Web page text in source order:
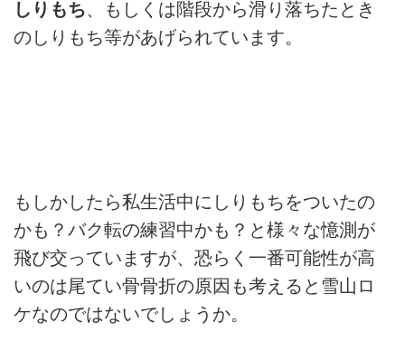
しりもち、もしくは階段から滑り落ちたとき
のしりもち等があげられています。
もしかしたら私生活中にしりもちをついたの
かも？バク転の練習中かも？と様々な憶測が
飛び交っていますが、恐らく一番可能性が高
いのは尾てい骨骨折の原因も考えると雪山ロ
ケなのではないでしょうか。